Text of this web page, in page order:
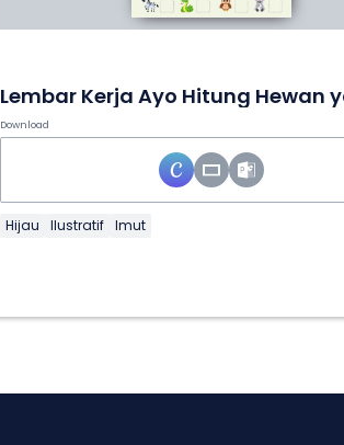
Download
Hijau Ilustratif Imut